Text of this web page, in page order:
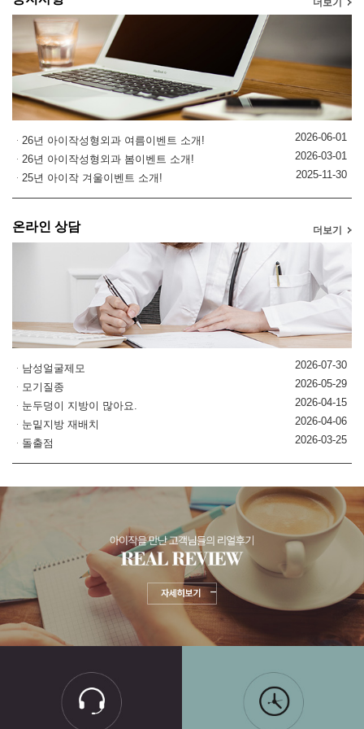
더보기
26년 아이작성형외과 여름이벤트 소개!
2026-06-01
26년 아이작성형외과 봄이벤트 소개!
2026-03-01
25년 아이작 겨울이벤트 소개!
2025-11-30
온라인 상담 더보기
남성얼굴제모
2026-07-30
모기질종
2026-05-29
눈두덩이 지방이 많아요.
2026-04-15
눈밑지방 재배치
2026-04-06
돌출점
2026-03-25